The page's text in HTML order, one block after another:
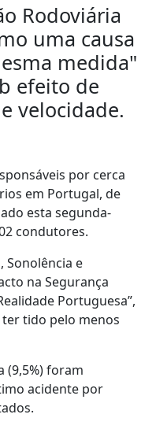
Rodoviária
uma causa
medida"
efeito de
velocidade.
por cerca
em Portugal, de
esta segunda-
condutores.
Sonolência e
na Segurança
Portuguesa”,
tido pelo menos
(9,5%) foram
acidente por